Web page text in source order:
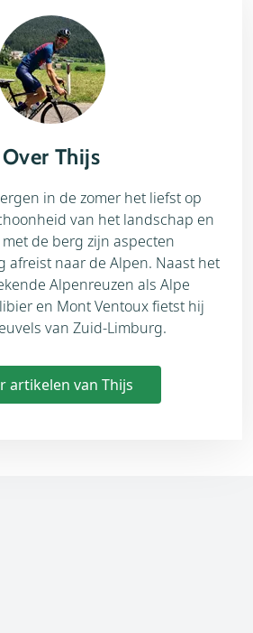
Over Thijs
in de zomer het liefst op
van het landschap en
de berg zijn aspecten
afreist naar de Alpen. Naast het
Alpenreuzen als Alpe
en Mont Ventoux fietst hij
van Zuid-Limburg.
artikelen van Thijs